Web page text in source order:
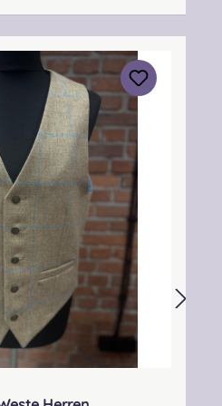
bei Event- Sales in
beraten euch
unsere Damenwesten
So könnt ihr
Weste nicht nur ihren
ihr euch darin auch
Abnäher entsteht
die euch Frauen
wird!Unsere Westen
Fertigung! Die
Grund verschiedener
bestellt eure Größe
Solltet ihr eine
oder wünschen, dann